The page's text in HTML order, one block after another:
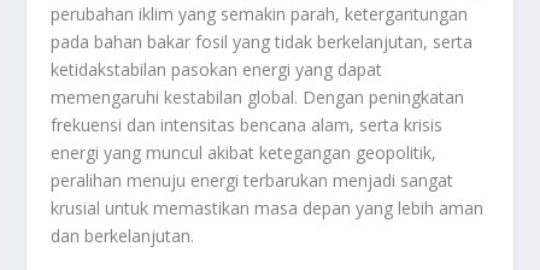
perubahan iklim yang semakin parah, ketergantungan
pada bahan bakar fosil yang tidak berkelanjutan, serta
ketidakstabilan pasokan energi yang dapat
memengaruhi kestabilan global. Dengan peningkatan
frekuensi dan intensitas bencana alam, serta krisis
energi yang muncul akibat ketegangan geopolitik,
peralihan menuju energi terbarukan menjadi sangat
krusial untuk memastikan masa depan yang lebih aman
dan berkelanjutan.